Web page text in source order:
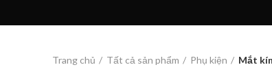
Trang chủ Tất cả sản phẩm Phụ kiện Mắt